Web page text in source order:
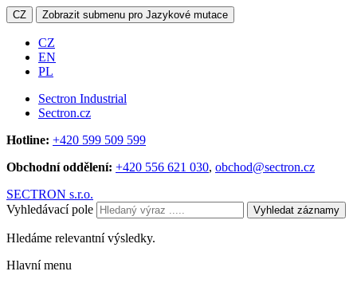
CZ Zobrazit submenu pro Jazykové mutace
CZ
EN
PL
Sectron Industrial
Sectron.cz
Hotline: +420 599 509 599
Obchodní oddělení: +420 556 621 030, obchod@sectron.cz
SECTRON s.r.o.
Vyhledávací pole
Vyhledat záznamy
Hledáme relevantní výsledky.
Hlavní menu